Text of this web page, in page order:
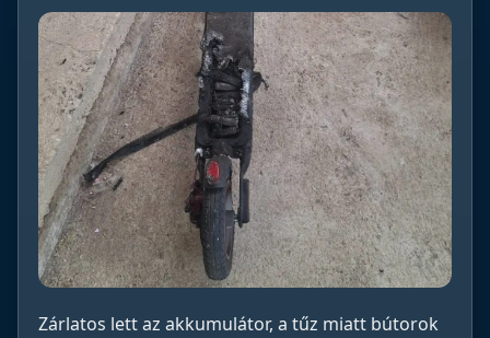
Zárlatos lett az akkumulátor, a tűz miatt bútorok